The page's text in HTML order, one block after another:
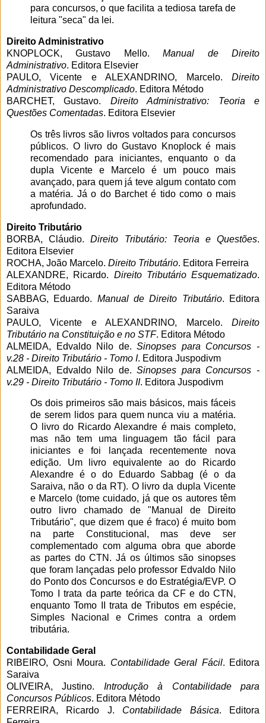
para concursos, o que facilita a tediosa tarefa de
leitura "seca" da lei.
Direito Administrativo
KNOPLOCK, Gustavo Mello.Manual de Direito
Administrativo. Editora Elsevier
PAULO, Vicente e ALEXANDRINO, Marcelo. Direito
Administrativo Descomplicado. Editora Método
BARCHET, Gustavo. Direito Administrativo: Teoria e
Questões Comentadas. Editora Elsevier
Os três livros são livros voltados para concursos
públicos. O livro do Gustavo Knoplock é mais
recomendado para iniciantes, enquanto o da
dupla Vicente e Marcelo é um pouco mais
avançado, para quem já teve algum contato com
a matéria. Já o do Barchet é tido como o mais
aprofundado.
Direito Tributário
BORBA, Cláudio.Direito Tributário: Teoria e Questões.
Editora Elsevier
ROCHA, João Marcelo. Direito Tributário. Editora Ferreira
ALEXANDRE, Ricardo. Direito Tributário Esquematizado.
Editora Método
SABBAG, Eduardo. Manual de Direito Tributário. Editora
Saraiva
PAULO, Vicente e ALEXANDRINO, Marcelo. Direito
Tributário na Constituição e no STF. Editora Método
ALMEIDA, Edvaldo Nilo de.Sinopses para Concursos -
v.28 - Direito Tributário - Tomo I. Editora Juspodivm
ALMEIDA, Edvaldo Nilo de.Sinopses para Concursos -
v.29 - Direito Tributário - Tomo II. Editora Juspodivm
Os dois primeiros são mais básicos, mais fáceis
de serem lidos para quem nunca viu a matéria.
O livro do Ricardo Alexandre é mais completo,
mas não tem uma linguagem tão fácil para
iniciantes e foi lançada recentemente nova
edição. Um livro equivalente ao do Ricardo
Alexandre é o do Eduardo Sabbag (é o da
Saraiva, não o da RT). O livro da dupla Vicente
e Marcelo (tome cuidado, já que os autores têm
outro livro chamado de "Manual de Direito
Tributário", que dizem que é fraco) é muito bom
na parte Constitucional, mas deve ser
complementado com alguma obra que aborde
as partes do CTN. Já os últimos são sinopses
que foram lançadas pelo professor Edvaldo Nilo
do Ponto dos Concursos e do Estratégia/EVP. O
Tomo I trata da parte teórica da CF e do CTN,
enquanto Tomo II trata de Tributos em espécie,
Simples Nacional e Crimes contra a ordem
tributária.
Contabilidade Geral
RIBEIRO, Osni Moura. Contabilidade Geral Fácil. Editora
Saraiva
OLIVEIRA, Justino. Introdução à Contabilidade para
Concursos Públicos. Editora Método
FERREIRA, Ricardo J. Contabilidade Básica. Editora